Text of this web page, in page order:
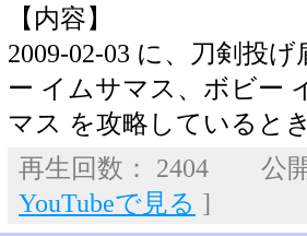
【内容】
2009-02-03 に、刀剣投
ー イムサマス、ボビー
マス を攻略していると
再生回数： 2404 公
YouTubeで見る ]